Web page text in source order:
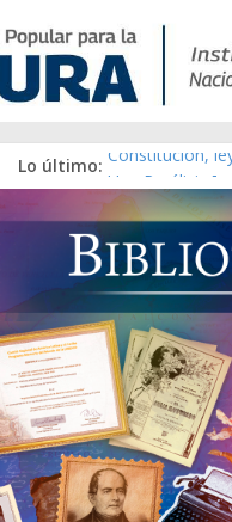
Lo último: Constitución,
Una Parálisis
Modesta Bor
Gaceta Oficial
Catálogo